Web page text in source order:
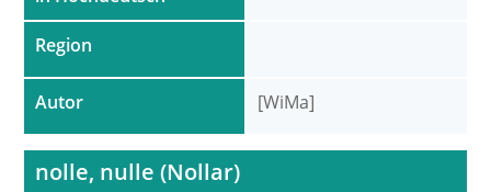
Region
Autor [WiMa]
nolle, nulle (Nollar)